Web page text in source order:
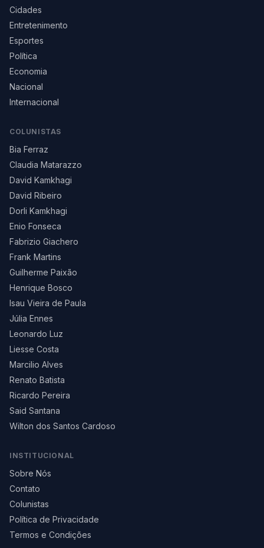
Cidades
Entretenimento
Esportes
Política
Economia
Nacional
Internacional
COLUNISTAS
Bia Ferraz
Claudia Matarazzo
David Kamkhagi
David Ribeiro
Dorli Kamkhagi
Enio Fonseca
Fabrizio Giachero
Frank Martins
Guilherme Paixão
Henrique Bosco
Isau Vieira de Paula
Júlia Ennes
Leonardo Luz
Liesse Costa
Marcilio Alves
Renato Batista
Ricardo Pereira
Said Santana
Wilton dos Santos Cardoso
INSTITUCIONAL
Sobre Nós
Contato
Colunistas
Política de Privacidade
Termos e Condições